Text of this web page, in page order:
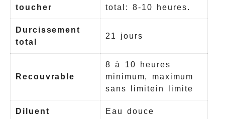
toucher
total: 8-10 heures.
Durcissement
total
21 jours
Recouvrable
8 à 10 heures
minimum, maximum
sans limitein limite
Diluent Eau douce